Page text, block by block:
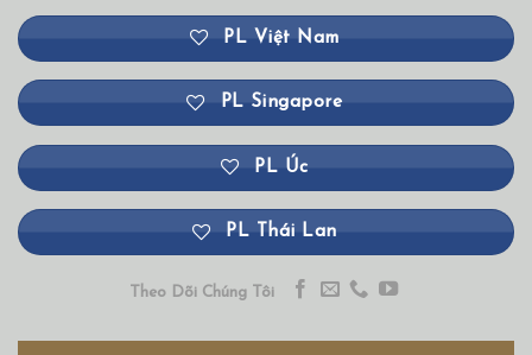
PL Việt Nam
PL Singapore
PL Úc
PL Thái Lan
Theo Dõi Chúng Tôi